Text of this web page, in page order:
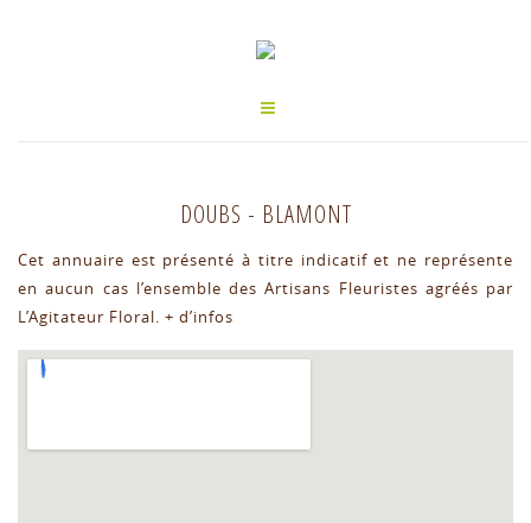
DOUBS - BLAMONT
Cet annuaire est présenté à titre indicatif et ne représente
en aucun cas l’ensemble des Artisans Fleuristes agréés par
L’Agitateur Floral. + d’infos